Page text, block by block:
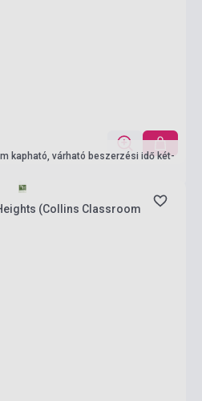
kapható, várható beszerzési idő két-
(Collins Classroom